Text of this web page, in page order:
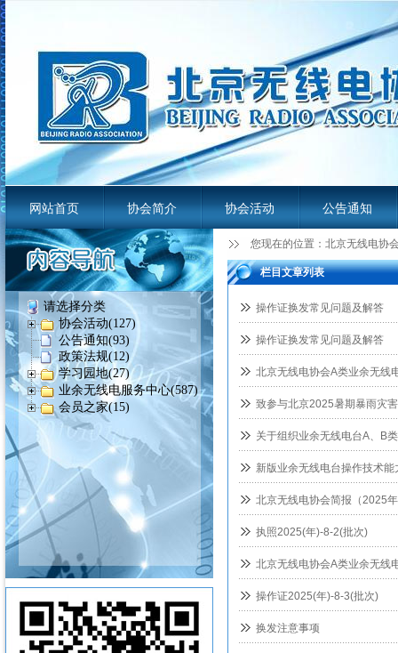
网站首页 协会简介 协会活动 公告通知
业余无线电服务平台
栏目文章列表
操作证换发常见问题及解答
操作证换发常见问题及解答
北京无线电协会A类业余无线
致参与北京2025暑期暴雨灾
关于组织业余无线电台A、B
新版业余无线电台操作技术
北京无线电协会简报（2025
执照2025(年)-8-2(批次)
北京无线电协会A类业余无线
操作证2025(年)-8-3(批次)
换发注意事项
您现在的位置： 北京无线电协
请选择分类
协会活动(127)
公告通知(93)
政策法规(12)
学习园地(27)
业余无线电服务中心(587)
会员之家(15)